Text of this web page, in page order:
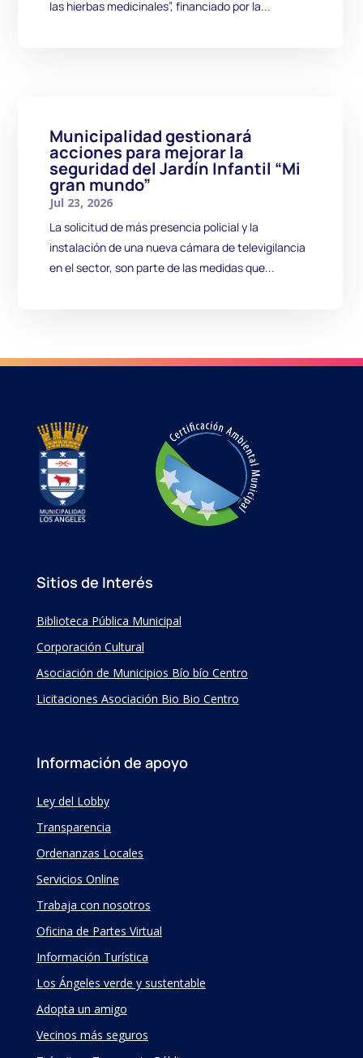
las hierbas medicinales”, financiado por la...
Municipalidad gestionará
acciones para mejorar la
seguridad del Jardín Infantil “Mi
gran mundo”
Jul 23, 2026
La solicitud de más presencia policial y la
instalación de una nueva cámara de televigilancia
en el sector, son parte de las medidas que...
Sitios de Interés
Biblioteca Pública Municipal
Corporación Cultural
Asociación de Municipios Bío bío Centro
Licitaciones Asociación Bio Bio Centro
Información de apoyo
Ley del Lobby
Transparencia
Ordenanzas Locales
Servicios Online
Trabaja con nosotros
Oficina de Partes Virtual
Información Turística
Los Ángeles verde y sustentable
Adopta un amigo
Vecinos más seguros